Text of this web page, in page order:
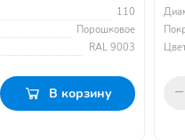
110
Порошковое
RAL 9003
В корзину